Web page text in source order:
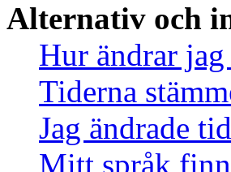
Alternativ och
Hur ändrar
Tiderna
Jag ändrade
Mitt språk